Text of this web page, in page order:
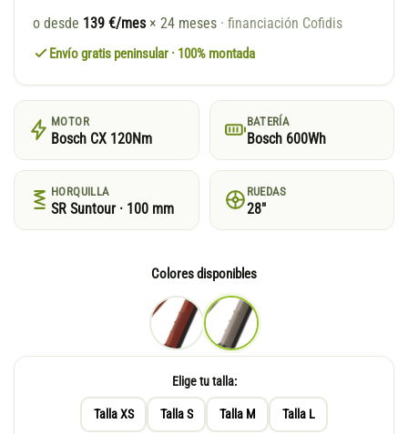
o desde 139 €/mes × 24 meses · financiación Cofidis
Envío gratis peninsular · 100% montada
MOTOR
Bosch CX 120Nm
BATERÍA
Bosch 600Wh
HORQUILLA
SR Suntour · 100 mm
RUEDAS
28"
Colores disponibles
Elige tu talla:
Talla XS Talla S Talla M Talla L